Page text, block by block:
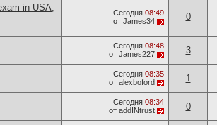
in USA,
Сегодня 08:49
от James34 0
Сегодня 08:48
от James227 3
Сегодня 08:35
от alexboford 1
Сегодня 08:34
от addINtrust 0